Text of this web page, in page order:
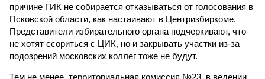
причине ГИК не собирается отказываться от голосования в
Псковской области, как настаивают в Центризбиркоме.
Представители избирательного органа подчеркивают, что
не хотят ссориться с ЦИК, но и закрывать участки из-за
подозрений московских коллег тоже не будут.
Тем не менее, территориальная комиссия №23, в ведении